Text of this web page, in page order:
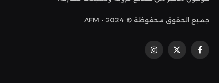
جميع الحقوق محفوظة © 2024 - AFM
فيسبوكإكس
الانستغرام